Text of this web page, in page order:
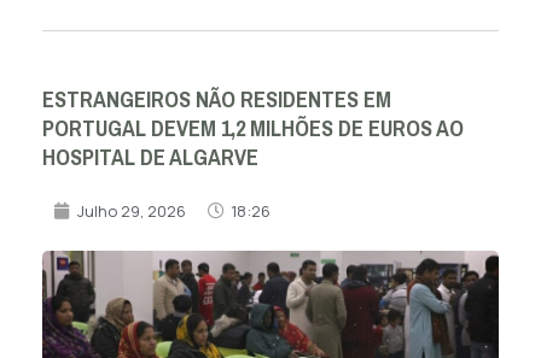
ESTRANGEIROS NÃO RESIDENTES EM
PORTUGAL DEVEM 1,2 MILHÕES DE EUROS AO
HOSPITAL DE ALGARVE
Julho 29, 2026 18:26